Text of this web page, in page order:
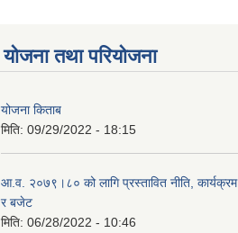
योजना तथा परियोजना
योजना किताब
मिति: 09/29/2022 - 18:15
आ.व. २०७९।८० को लागि प्रस्तावित नीति, कार्यक्रम
र बजेट
मिति: 06/28/2022 - 10:46